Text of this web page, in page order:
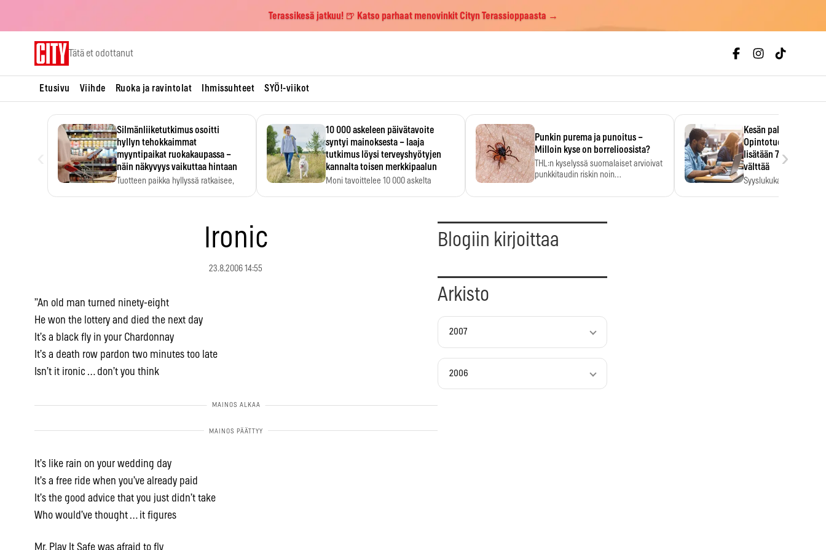
Terassikesä jatkuu! 🍺 Katso parhaat menovinkit Cityn Terassioppaasta →
Tätä et odottanut
Etusivu Viihde Ruoka ja ravintolat Ihmissuhteet SYÖ!-viikot
Silmänliiketutkimus osoitti
hyllyn tehokkaimmat
myyntipaikat ruokakaupassa –
näin näkyvyys vaikuttaa hintaan
Tuotteen paikka hyllyssä ratkaisee,
10 000 askeleen päivätavoite
syntyi mainoksesta – laaja
tutkimus löysi terveyshyötyjen
kannalta toisen merkkipaalun
Moni tavoittelee 10 000 askelta
Punkin purema ja punoitus –
Milloin kyse on borrelioosista?
THL:n kyselyssä suomalaiset arvioivat
punkkitaudin riskin noin
Kesän palkka
Opintotuen
lisätään 7,5
välttää
Syyslukukauden
›
Ironic
23.8.2006 14:55
”An old man turned ninety-eight
He won the lottery and died the next day
It’s a black fly in your Chardonnay
It’s a death row pardon two minutes too late
Isn’t it ironic … don’t you think
It’s like rain on your wedding day
It’s a free ride when you’ve already paid
It’s the good advice that you just didn’t take
Who would’ve thought … it figures
Mr. Play It Safe was afraid to fly
Blogiin kirjoittaa
Arkisto
2007
2006